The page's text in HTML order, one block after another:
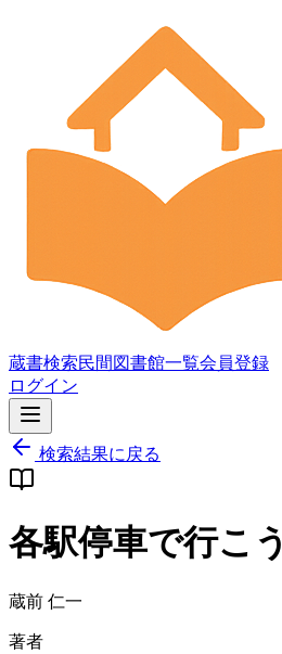
蔵書検索民間図書館一覧会員登録
ログイン
検索結果に戻る
各駅停車で行こう
蔵前 仁一
著者